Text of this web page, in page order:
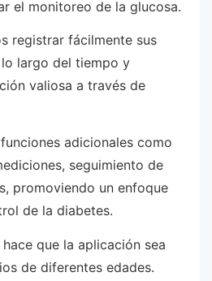
el monitoreo de la glucosa.
registrar fácilmente sus
largo del tiempo y
valiosa a través de
adicionales como
seguimiento de
promoviendo un enfoque
de la diabetes.
que la aplicación sea
de diferentes edades.